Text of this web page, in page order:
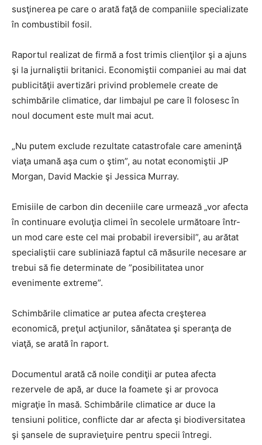
susţinerea pe care o arată faţă de companiile specializate
în combustibil fosil.
Raportul realizat de firmă a fost trimis clienţilor şi a ajuns
şi la jurnaliştii britanici. Economiştii companiei au mai dat
publicităţii avertizări privind problemele create de
schimbările climatice, dar limbajul pe care îl folosesc în
noul document este mult mai acut.
„Nu putem exclude rezultate catastrofale care ameninţă
viaţa umană aşa cum o ştim”, au notat economiştii JP
Morgan, David Mackie şi Jessica Murray.
Emisiile de carbon din deceniile care urmează „vor afecta
în continuare evoluţia climei în secolele următoare într-
un mod care este cel mai probabil ireversibil”, au arătat
specialiştii care subliniază faptul că măsurile necesare ar
trebui să fie determinate de ”posibilitatea unor
evenimente extreme”.
Schimbările climatice ar putea afecta creşterea
economică, preţul acţiunilor, sănătatea şi speranţa de
viaţă, se arată în raport.
Documentul arată că noile condiţii ar putea afecta
rezervele de apă, ar duce la foamete şi ar provoca
migraţie în masă. Schimbările climatice ar duce la
tensiuni politice, conflicte dar ar afecta şi biodiversitatea
şi şansele de supravieţuire pentru specii întregi.